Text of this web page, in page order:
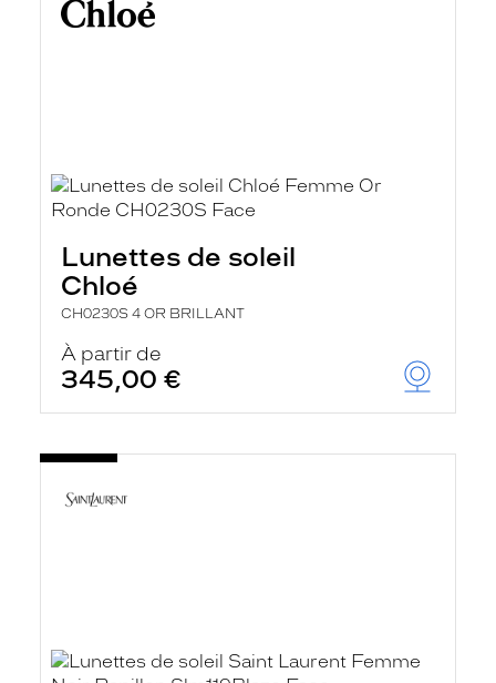
Lunettes de soleil
Chloé
CH0230S 4 OR BRILLANT
À partir de
345,00 €